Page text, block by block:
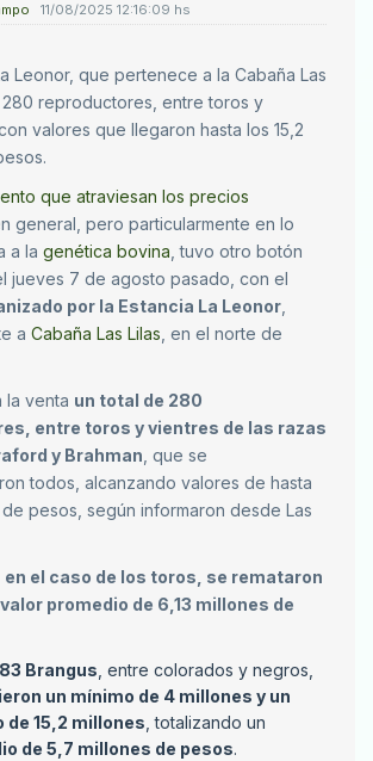
11/08/2025 12:16:09 hs
Leonor, que pertenece a la Cabaña Las
280 reproductores, entre toros y
valores que llegaron hasta los 15,2
que atraviesan los precios
general, pero particularmente en lo
a la genética bovina , tuvo otro botón
jueves 7 de agosto pasado, con el
por la Estancia La Leonor
a Cabaña Las Lilas , en el norte de
la venta un total de 280
entre toros y vientres de las razas
y Brahman , que se
todos, alcanzando valores de hasta
de pesos, según informaron desde Las
en el caso de los toros, se remataron
promedio de 6,13 millones de
Brangus , entre colorados y negros,
un mínimo de 4 millones y un
de 15,2 millones , totalizando un
de 5,7 millones de pesos.